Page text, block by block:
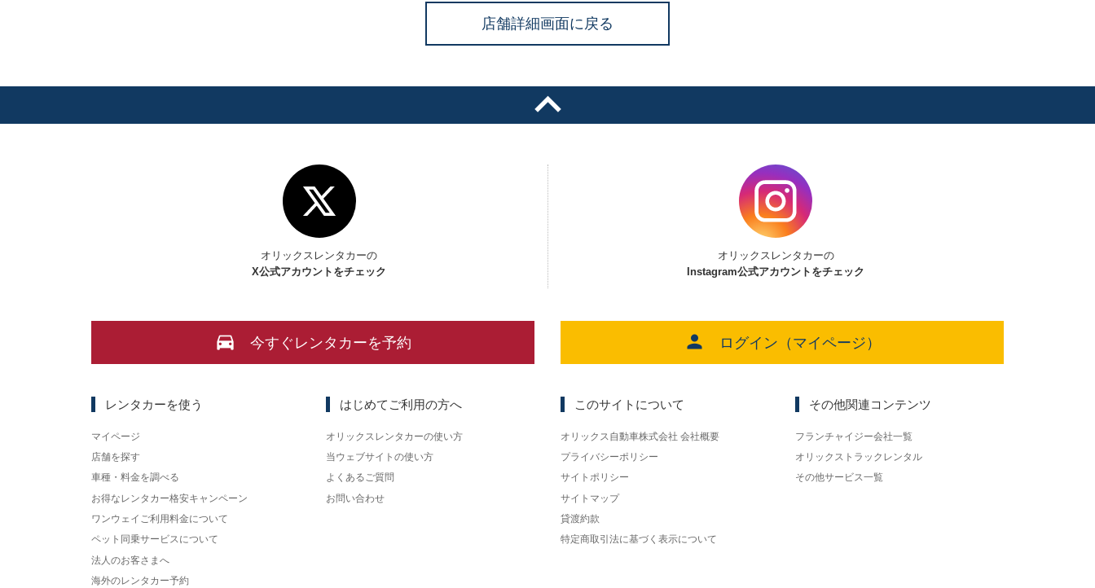
店舗詳細画面に戻る
オリックスレンタカーの
X公式アカウントをチェック
オリックスレンタカーの
Instagram公式アカウントをチェック
今すぐレンタカーを予約 ログイン（マイページ）
レンタカーを使う
マイページ
店舗を探す
車種・料金を調べる
お得なレンタカー格安キャンペーン
ワンウェイご利用料金について
ペット同乗サービスについて
法人のお客さまへ
海外のレンタカー予約
はじめてご利用の方へ
オリックスレンタカーの使い方
当ウェブサイトの使い方
よくあるご質問
お問い合わせ
このサイトについて
オリックス自動車株式会社 会社概要
プライバシーポリシー
サイトポリシー
サイトマップ
貸渡約款
特定商取引法に基づく表示について
その他関連コンテンツ
フランチャイジー会社一覧
オリックストラックレンタル
その他サービス一覧